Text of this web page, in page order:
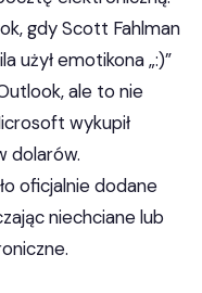
gdy Scott Fahlman
użył emotikona „:)”
ale to nie
wykupił
dolarów.
oficjalnie dodane
niechciane lub